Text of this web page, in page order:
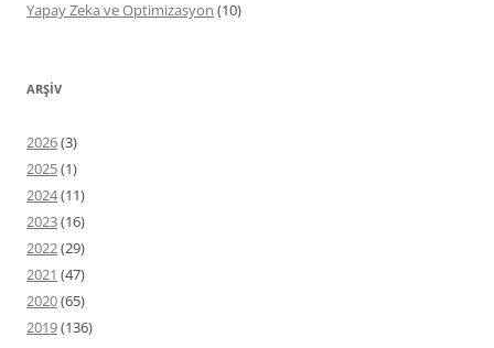
Yapay Zeka ve Optimizasyon (10)
ARŞIV
2026(3)
2025(1)
2024(11)
2023(16)
2022(29)
2021 (47)
2020(65)
2019(136)